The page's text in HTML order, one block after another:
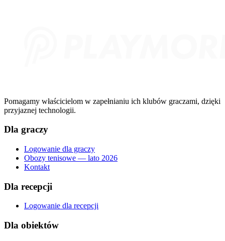
Pomagamy właścicielom w zapełnianiu ich klubów graczami, dzięki
przyjaznej technologii.
Dla graczy
Logowanie dla graczy
Obozy tenisowe — lato 2026
Kontakt
Dla recepcji
Logowanie dla recepcji
Dla obiektów